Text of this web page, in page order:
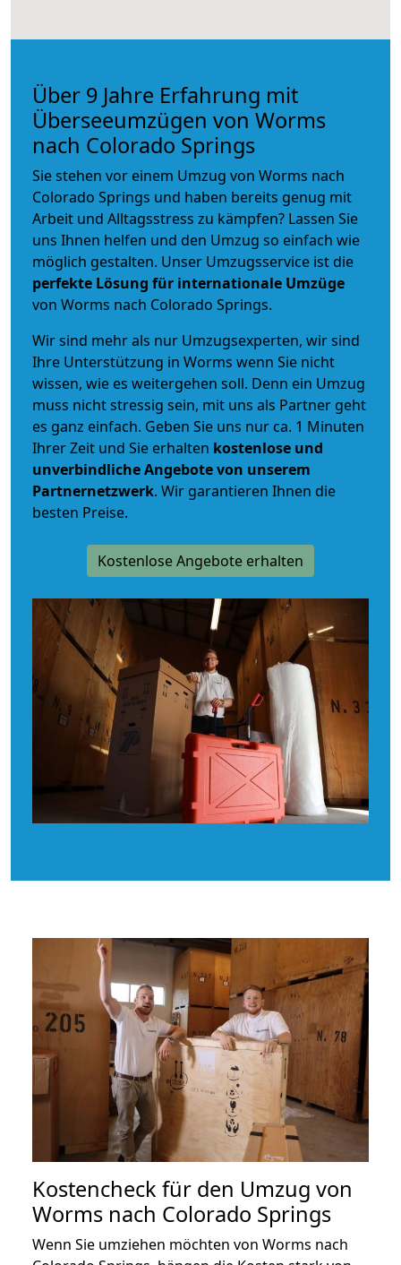
Über 9 Jahre Erfahrung mit
Überseeumzügen von Worms
nach Colorado Springs
Sie stehen vor einem Umzug von Worms nach
Colorado Springs und haben bereits genug mit
Arbeit und Alltagsstress zu kämpfen? Lassen Sie
uns Ihnen helfen und den Umzug so einfach wie
möglich gestalten. Unser Umzugsservice ist die
perfekte Lösung für internationale Umzüge
von Worms nach Colorado Springs.
Wir sind mehr als nur Umzugsexperten, wir sind
Ihre Unterstützung in Worms wenn Sie nicht
wissen, wie es weitergehen soll. Denn ein Umzug
muss nicht stressig sein, mit uns als Partner geht
es ganz einfach. Geben Sie uns nur ca. 1 Minuten
Ihrer Zeit und Sie erhalten kostenlose und
unverbindlicheAngebote von unserem
Partnernetzwerk. Wir garantieren Ihnen die
besten Preise.
Kostenlose Angebote erhalten
Kostencheck für den Umzug von
Worms nach Colorado Springs
Wenn Sie umziehen möchten von Worms nach